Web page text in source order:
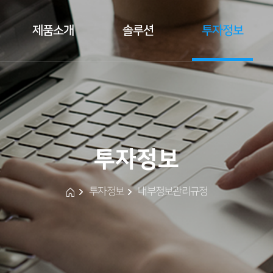
제품소개 솔루션 투자정보
투자정보
투자정보 내부정보관리규정